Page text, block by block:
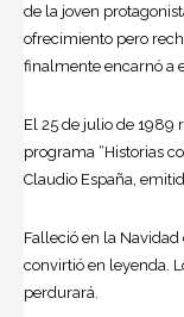
de la joven
ofrecimiento pero
finalmente encarnó a
El 25 de julio de 1989
programa “Historias
Claudio España,
Falleció en la Navidad
convirtió en leyenda.
perdurará.